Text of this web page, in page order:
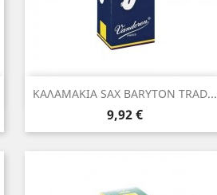
ΚΑΛΑΜΑΚΙΑ SAX BARYTON TRAD...
Τιμή
9,92 €
Γρήγορη προβολή